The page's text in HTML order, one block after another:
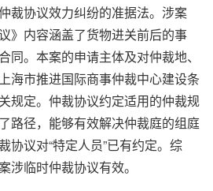
裁协议效力纠纷的准据法。涉案
》内容涵盖了货物进关前后的事
同。本案的申请主体及对仲裁地、
海市推进国际商事仲裁中心建设条
规定。仲裁协议约定适用的仲裁规
路径，能够有效解决仲裁庭的组庭
协议对“特定人员”已有约定。综
涉临时仲裁协议有效。